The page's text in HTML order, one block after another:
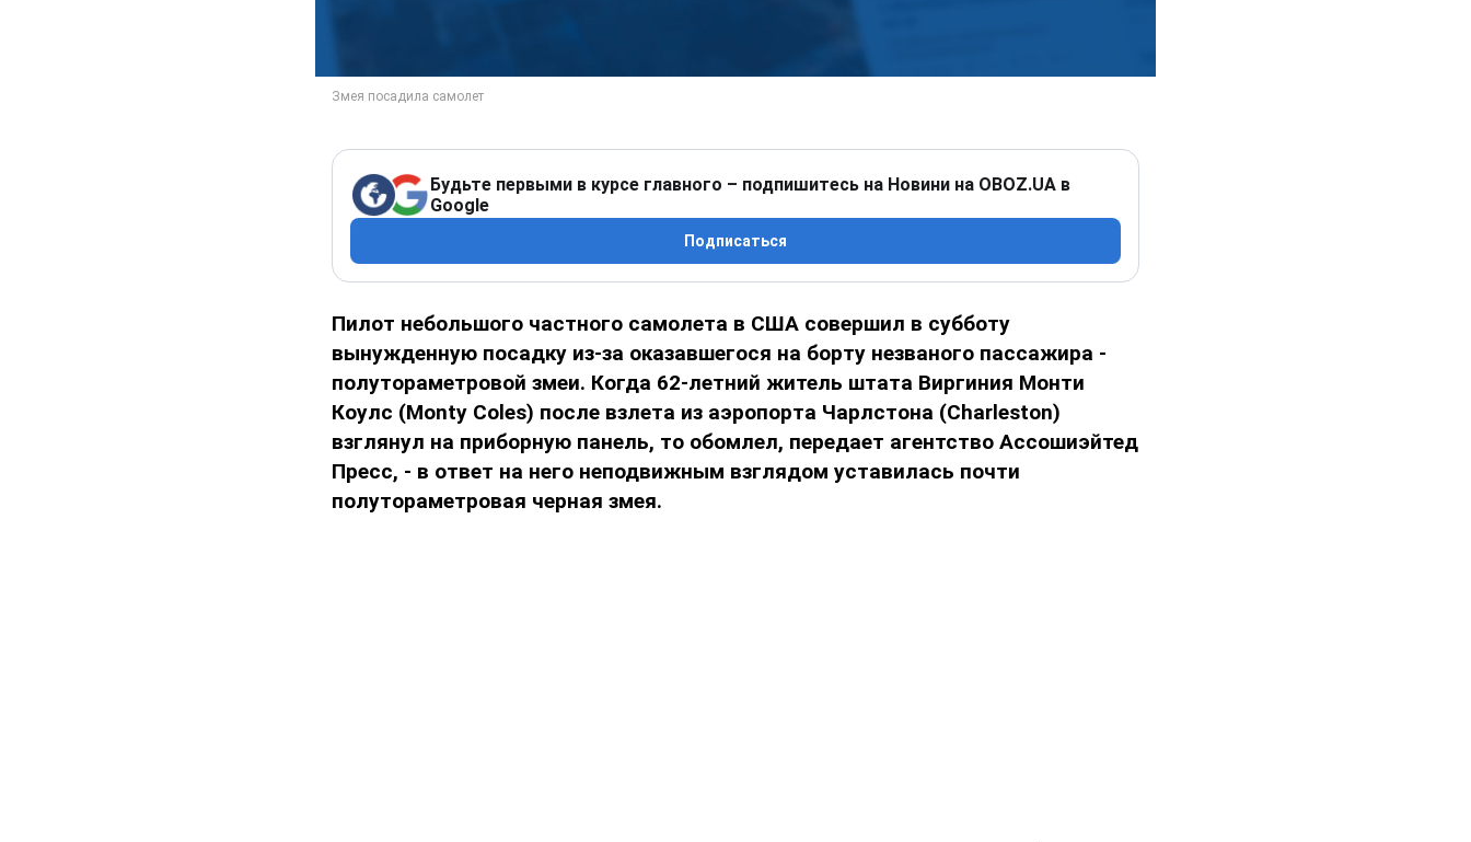
Будьте первыми в курсе главного – подпишитесь на Новини на OBOZ.UA в
Google
Подписаться
Пилот небольшого частного самолета в США совершил в субботу
вынужденную посадку из-за оказавшегося на борту незваного пассажира -
полутораметровой змеи. Когда 62-летний житель штата Виргиния Монти
Коулс (Monty Coles) после взлета из аэропорта Чарлстона (Сharleston)
взглянул на приборную панель, то обомлел, передает агентство Ассошиэйтед
Пресс, - в ответ на него неподвижным взглядом уставилась почти
полутораметровая черная змея.